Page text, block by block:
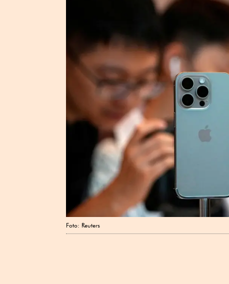
Foto: Reuters